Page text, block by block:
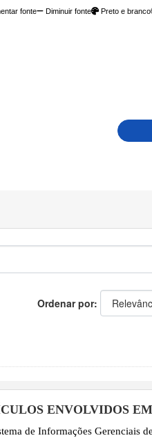
fonte Diminuir fonte Preto e branco
Ordenar por
ENVOLVIDOS
de Informações Gerenciais